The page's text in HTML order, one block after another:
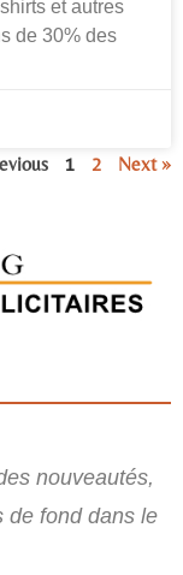
et autres
de 30% des
1 2 Next »
nouveautés,
de fond dans le